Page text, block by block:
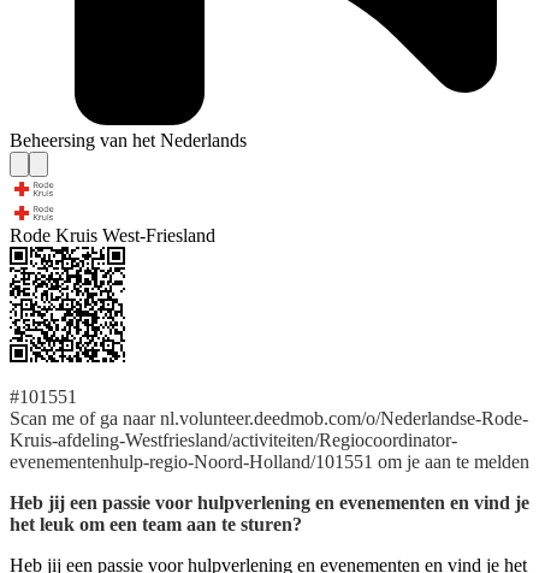
Beheersing van het Nederlands
Rode Kruis West-Friesland
#101551
Scan me of ga naar nl.volunteer.deedmob.com/o/Nederlandse-Rode-
Kruis-afdeling-Westfriesland/activiteiten/Regiocoordinator-
evenementenhulp-regio-Noord-Holland/101551 om je aan te melden
Heb jij een passie voor hulpverlening en evenementen en vind je
het leuk om een team aan te sturen?
Heb jij een passie voor hulpverlening en evenementen en vind je het